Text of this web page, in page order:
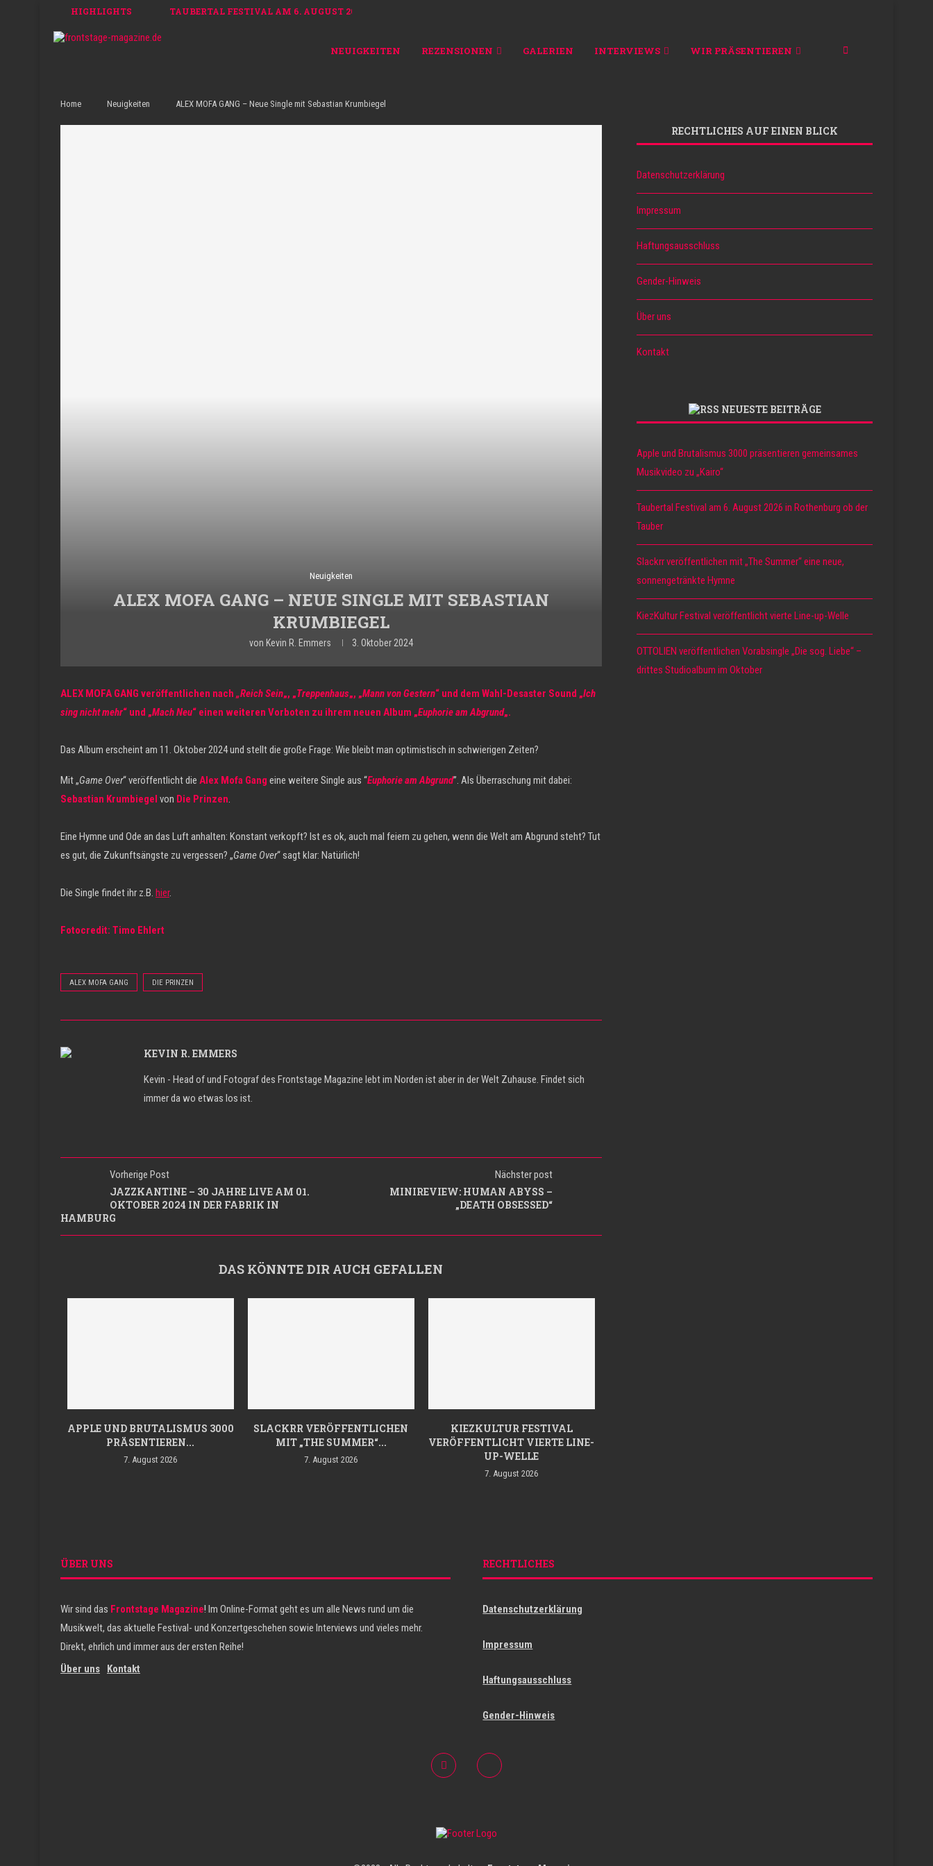
HIGHLIGHTS TAUBERTAL FESTIVAL AM 6. AUGUST 2026...
NEUIGKEITEN REZENSIONEN GALERIEN INTERVIEWS WIR PRÄSENTIEREN
Home Neuigkeiten ALEX MOFA GANG – Neue Single mit Sebastian Krumbiegel
Neuigkeiten
ALEX MOFA GANG – NEUE SINGLE MIT SEBASTIAN
KRUMBIEGEL
von Kevin R. Emmers 3. Oktober 2024
ALEX MOFA GANG veröffentlichen nach „Reich Sein„, „Treppenhaus„, „Mann von Gestern“ und dem Wahl-Desaster Sound „Ich
sing nicht mehr“ und „Mach Neu“ einen weiteren Vorboten zu ihrem neuen Album „Euphorie am Abgrund„.
Das Album erscheint am 11. Oktober 2024 und stellt die große Frage: Wie bleibt man optimistisch in schwierigen Zeiten?
Mit „Game Over“ veröffentlicht die Alex Mofa Gang eine weitere Single aus “Euphorie am Abgrund”. Als Überraschung mit dabei:
Sebastian Krumbiegel von Die Prinzen.
Eine Hymne und Ode an das Luft anhalten: Konstant verkopft? Ist es ok, auch mal feiern zu gehen, wenn die Welt am Abgrund steht? Tut
es gut, die Zukunftsängste zu vergessen? „Game Over“ sagt klar: Natürlich!
Die Single findet ihr z.B. hier.
Fotocredit: Timo Ehlert
ALEX MOFA GANG DIE PRINZEN
KEVIN R. EMMERS
Kevin - Head of und Fotograf des Frontstage Magazine lebt im Norden ist aber in der Welt Zuhause. Findet sich
immer da wo etwas los ist.
Vorherige Post
JAZZKANTINE – 30 JAHRE LIVE AM 01.
OKTOBER 2024 IN DER FABRIK IN
HAMBURG
Nächster post
MINIREVIEW: HUMAN ABYSS –
„DEATH OBSESSED“
DAS KÖNNTE DIR AUCH GEFALLEN
APPLE UND BRUTALISMUS 3000
PRÄSENTIEREN...
7. August 2026
SLACKRR VERÖFFENTLICHEN
MIT „THE SUMMER“...
7. August 2026
KIEZKULTUR FESTIVAL
VERÖFFENTLICHT VIERTE LINE-
UP-WELLE
7. August 2026
RECHTLICHES AUF EINEN BLICK
Datenschutzerklärung
Impressum
Haftungsausschluss
Gender-Hinweis
Über uns
Kontakt
NEUESTE BEITRÄGE
Apple und Brutalismus 3000 präsentieren gemeinsames
Musikvideo zu „Kairo“
Taubertal Festival am 6. August 2026 in Rothenburg ob der
Tauber
Slackrr veröffentlichen mit „The Summer“ eine neue,
sonnengetränkte Hymne
KiezKultur Festival veröffentlicht vierte Line-up-Welle
OTTOLIEN veröffentlichen Vorabsingle „Die sog. Liebe“ –
drittes Studioalbum im Oktober
ÜBER UNS
Wir sind das Frontstage Magazine! Im Online-Format geht es um alle News rund um die
Musikwelt, das aktuelle Festival- und Konzertgeschehen sowie Interviews und vieles mehr.
Direkt, ehrlich und immer aus der ersten Reihe!
Über uns
Kontakt
RECHTLICHES
Datenschutzerklärung
Impressum
Haftungsausschluss
Gender-Hinweis